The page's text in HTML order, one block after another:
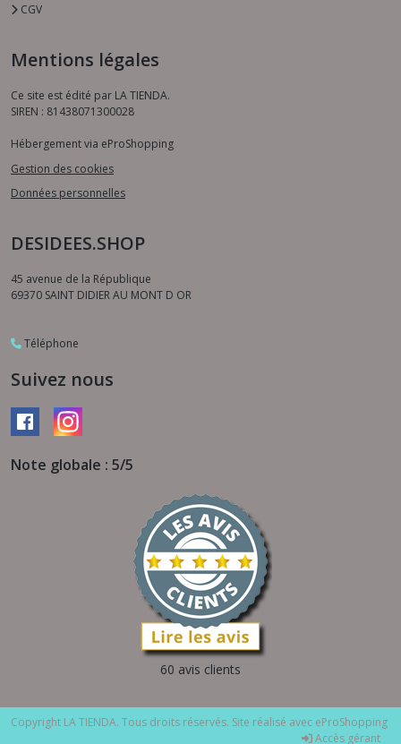
CGV
Mentions légales
Ce site est édité par LA TIENDA.
SIREN : 81438071300028
Hébergement via eProShopping
Gestion des cookies
Données personnelles
DESIDEES.SHOP
45 avenue de la République
69370 SAINT DIDIER AU MONT D OR
Téléphone
Suivez nous
Note globale : 5/5
60 avis clients
Copyright LA TIENDA. Tous droits réservés. Site réalisé avec eProShopping
Accès gérant